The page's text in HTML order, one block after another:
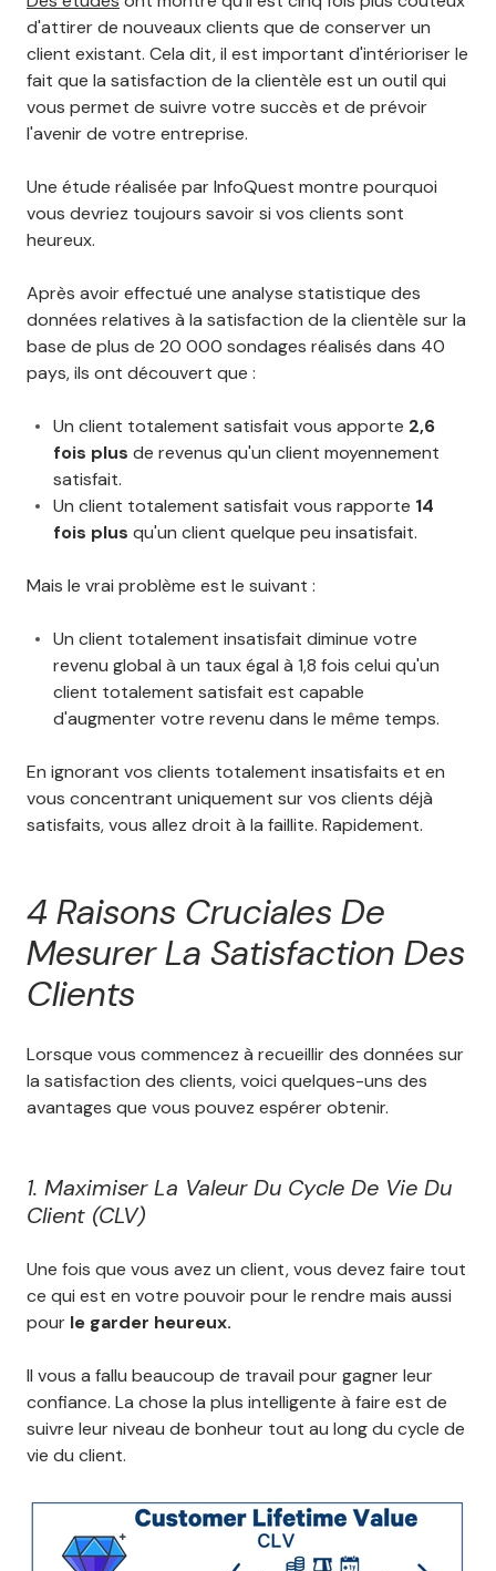
d'attirer de nouveaux clients que de conserver un
client existant. Cela dit, il est important d'intérioriser le
fait que la satisfaction de la clientèle est un outil qui
vous permet de suivre votre succès et de prévoir
l'avenir de votre entreprise.
Une étude réalisée par InfoQuest montre pourquoi
vous devriez toujours savoir si vos clients sont
heureux.
Après avoir effectué une analyse statistique des
données relatives à la satisfaction de la clientèle sur la
base de plus de 20 000 sondages réalisés dans 40
pays, ils ont découvert que :
Un client totalement satisfait vous apporte 2,6
fois plus de revenus qu'un client moyennement
satisfait.
Un client totalement satisfait vous rapporte 14
fois plus qu'un client quelque peu insatisfait.
Mais le vrai problème est le suivant :
Un client totalement insatisfait diminue votre
revenu global à un taux égal à 1,8 fois celui qu'un
client totalement satisfait est capable
d'augmenter votre revenu dans le même temps.
En ignorant vos clients totalement insatisfaits et en
vous concentrant uniquement sur vos clients déjà
satisfaits, vous allez droit à la faillite. Rapidement.
4 Raisons Cruciales De
Mesurer La Satisfaction Des
Clients
Lorsque vous commencez à recueillir des données sur
la satisfaction des clients, voici quelques-uns des
avantages que vous pouvez espérer obtenir.
1. Maximiser La Valeur Du Cycle De Vie Du
Client (CLV)
Une fois que vous avez un client, vous devez faire tout
ce qui est en votre pouvoir pour le rendre mais aussi
pour le garder heureux.
Il vous a fallu beaucoup de travail pour gagner leur
confiance. La chose la plus intelligente à faire est de
suivre leur niveau de bonheur tout au long du cycle de
vie du client.